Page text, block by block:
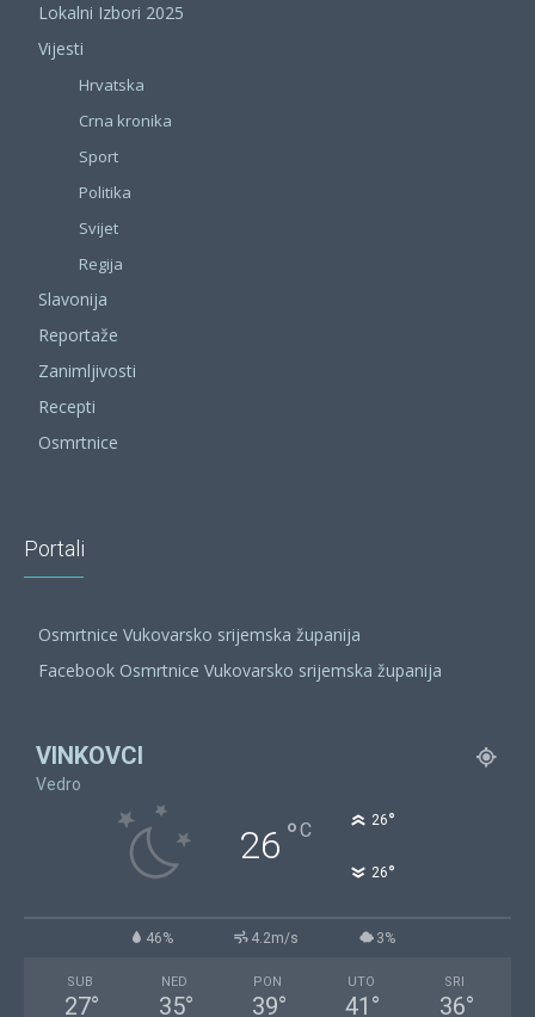
Lokalni Izbori 2025
Vijesti
Hrvatska
Crna kronika
Sport
Politika
Svijet
Regija
Slavonija
Reportaže
Zanimljivosti
Recepti
Osmrtnice
Portali
Osmrtnice Vukovarsko srijemska županija
Facebook Osmrtnice Vukovarsko srijemska županija
VINKOVCI
Vedro
26 °C 26°
26°
46% 4.2m/s 3%
SUB
27°
NED
35°
PON
39°
UTO
41 °
SRI
36°